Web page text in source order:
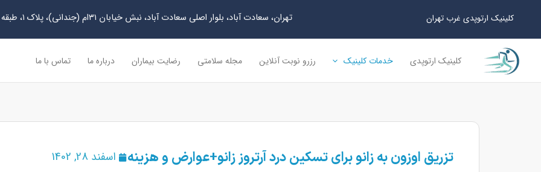
محتوا
کلینیک ارتوپدی غرب تهران تهران، سعادت آباد، بلوار اصلی سعادت آباد، نبش خیابان ۳۱ام (جندانی)، پلاک ۱، طبقه چهارم
کلینیک ارتوپدی خدمات کلینیک رزرو نوبت آنلاین مجله سلامتی رضایت بیماران درباره ما تماس با ما
تزریق اوزون به زانو برای تسکین درد آرتروز زانو+عوارض و هزینه اسفند 28, 1402